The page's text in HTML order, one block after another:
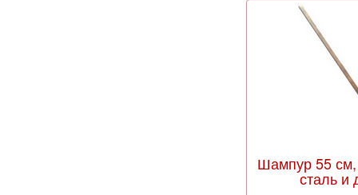
Шампур 55
сталь и